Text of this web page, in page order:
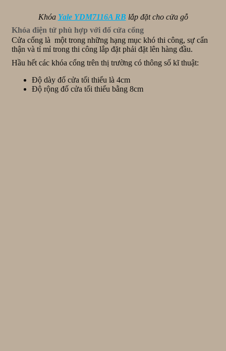
Khóa Yale YDM7116A RB lắp đặt cho cửa gỗ
Khóa điện tử phù hợp với đố cửa cổng
Cửa cổng là một trong những hạng mục khó thi công, sự cẩn
thận và tỉ mỉ trong thi công lắp đặt phải đặt lên hàng đầu.
Hầu hết các khóa cổng trên thị trường có thông số kĩ thuật:
Độ dày đố cửa tối thiểu là 4cm
Độ rộng đố cửa tối thiểu bằng 8cm